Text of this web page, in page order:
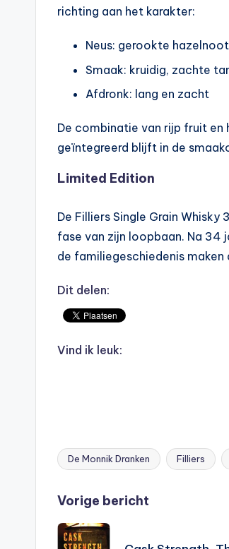
richting aan het karakter:
Neus: gerookte
Smaak: kruidig, zachte
Afdronk: lang en zacht
De combinatie van rijp fruit
geïntegreerd blijft in de
Limited Edition
De Filliers Single Grain
fase van zijn loopbaan. Na
de familiegeschiedenis
Dit delen:
Vind ik leuk:
Tags:
De Monnik Dranken Filliers
Bericht
navigatie
Vorige bericht